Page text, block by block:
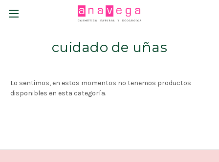
cuidado de uñas
Lo sentimos, en estos momentos no tenemos productos
disponibles en esta categoría.